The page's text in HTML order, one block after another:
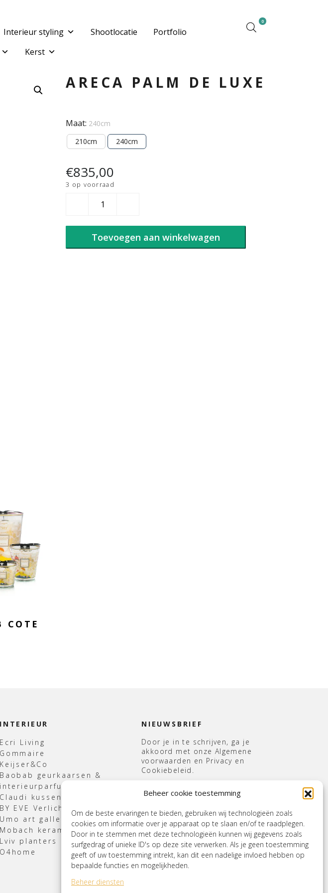
Beheer cookie toestemming
Om de beste ervaringen te bieden, gebruiken wij technologieën zoals
cookies om informatie over je apparaat op te slaan en/of te raadplegen.
Door in te stemmen met deze technologieën kunnen wij gegevens zoals
surfgedrag of unieke ID's op deze site verwerken. Als je geen toestemming
geeft of uw toestemming intrekt, kan dit een nadelige invloed hebben op
bepaalde functies en mogelijkheden.
Beheer diensten
Interieur styling Shootlocatie
Portfolio
Kerst
0
ARECA PALM DE LUXE
Maat: 240cm
210cm
240cm
€835,00
3 op voorraad
Toevoegen aan winkelwagen
COTE
INTERIEUR
Ecri Living
Gommaire
Keijser&Co
Baobab geurkaarsen &
interieurparfum
Claudi kussens & Plaids
BY EVE Verlichting
Umo art gallery
Mobach keramiek
Lviv planters
O4home
NIEUWSBRIEF
Door je in te schrijven, ga je
akkoord met onze Algemene
voorwaarden en Privacy en
Cookiebeleid.
mailadres *